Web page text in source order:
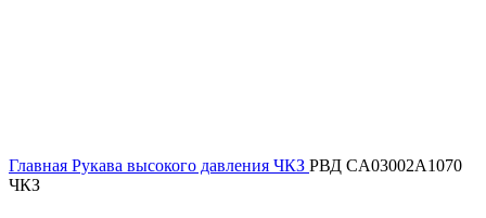
Главная Рукава высокого давления ЧКЗ РВД CA03002A1070
ЧКЗ